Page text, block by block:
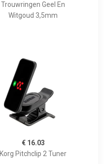
Trouwringen Geel En
Witgoud 3,5mm
€ 16.03
Korg Pitchclip 2 Tuner